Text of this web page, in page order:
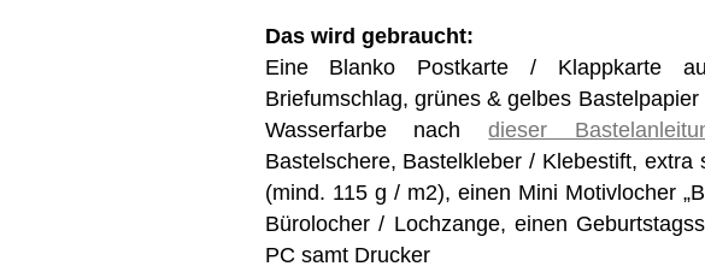
Das wird gebraucht:
Eine Blanko Postkarte / Klappkarte
Briefumschlag, grünes & gelbes
Wasserfarbe nachdieser
Bastelschere, Bastelkleber / Klebestift,
(mind. 115 g / m2), einen Mini Motivlocher
Bürolocher / Lochzange, einen
PC samt Drucker